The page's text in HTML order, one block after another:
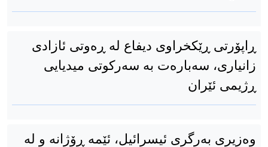
ڕاپۆرتی ڕێکخراوی دیفاع لە ڕەوتی ئازادی
زانیاری، سەبارەت بە سەرکوتی میدیایی
ڕژیمی ئێران
وەزیری بەرگری ئیسرائیل، ئێمە ڕۆژانە و لە